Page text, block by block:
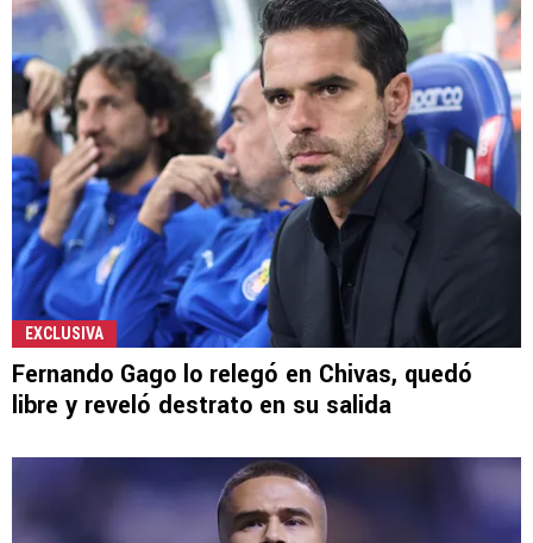
EXCLUSIVA
Fernando Gago lo relegó en Chivas, quedó
libre y reveló destrato en su salida